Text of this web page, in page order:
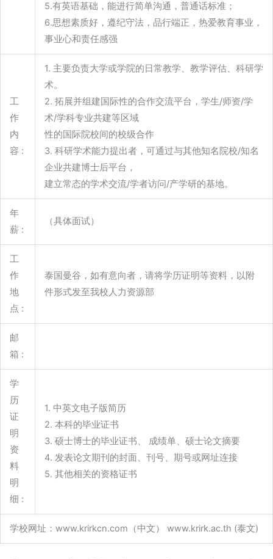
5.有英语基础，能进行简单沟通，普通话标准；
6.思想素质好，遵纪守法，品行端正，热爱教育事业，
事业心和责任感强
工
作
内
容 :
1. 主要负责大学或学院的日常教学、教学评估、科研学
术。
2. 拓展并组建国际性的合作交流平台，学生/师资/学
术/学科专业共建等区域
性的国际院校间的校级合作
3. 科研学术能力提出者，可通过与其他知名院校/知名
企业共建博士后平台，
建立常态的学术交流/学者访问/产学研的基地。
年
薪 :
（具体面试）
工
作
地
点 :
泰国曼谷，如有意向者，请将学历证明等资料，以附
件形式发至我校人力资源部
邮
箱 :
学
历
证
明
资
料
明
细 :
1. 中英文电子版简历
2. 本科的毕业证书
3. 硕士博士的毕业证书、 成绩单、硕士论文摘要
4. 发表论文期刊的封面、刊号、期号或网址连接
5. 其他相关的资格证书
学校网址：www.krirkcn.com（中文） www.krirk.ac.th (泰文)